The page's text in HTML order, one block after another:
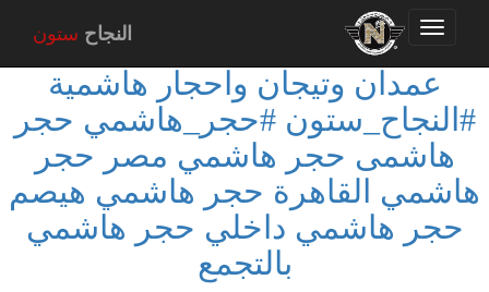
Toggle
navigation
النجاح ستون
عمدان وتيجان واحجار هاشمية
#النجاح_ستون #حجر_هاشمي حجر
هاشمى حجر هاشمي مصر حجر
هاشمي القاهرة حجر هاشمي هيصم
حجر هاشمي داخلي حجر هاشمي
بالتجمع